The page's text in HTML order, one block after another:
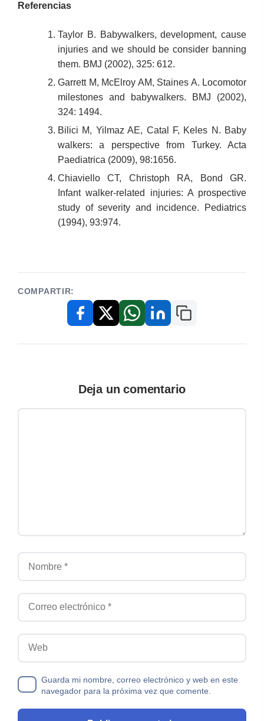
Referencias
Taylor B. Babywalkers, development, cause
injuries and we should be consider banning
them. BMJ (2002), 325: 612.
Garrett M, McElroy AM, Staines A. Locomotor
milestones and babywalkers. BMJ (2002),
324: 1494.
Bilici M, Yilmaz AE, Catal F, Keles N. Baby
walkers: a perspective from Turkey. Acta
Paediatrica (2009), 98:1656.
Chiaviello CT, Christoph RA, Bond GR.
Infant walker-related injuries: A prospective
study of severity and incidence. Pediatrics
(1994), 93:974.
COMPARTIR:
FacebookX / TwitterWhatsAppLinkedInCopiar enlace
Deja un comentario
Guarda mi nombre, correo electrónico y web en este
navegador para la próxima vez que comente.